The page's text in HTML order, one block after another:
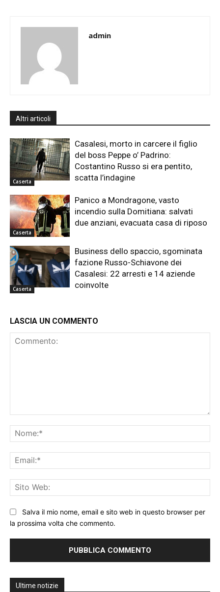
admin
Altri articoli
Caserta
Casalesi, morto in carcere il figlio
del boss Peppe o’ Padrino:
Costantino Russo si era pentito,
scatta l’indagine
Caserta
Panico a Mondragone, vasto
incendio sulla Domitiana: salvati
due anziani, evacuata casa di riposo
Caserta
Business dello spaccio, sgominata
fazione Russo-Schiavone dei
Casalesi: 22 arresti e 14 aziende
coinvolte
LASCIA UN COMMENTO
Salva il mio nome, email e sito web in questo browser per
la prossima volta che commento.
Ultime notizie